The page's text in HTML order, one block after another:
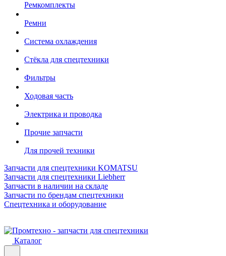
Ремкомплекты
Ремни
Система охлаждения
Стёкла для спецтехники
Фильтры
Ходовая часть
Электрика и проводка
Прочие запчасти
Для прочей техники
Запчасти для спецтехники KOMATSU
Запчасти для спецтехники Liebherr
Запчасти в наличии на складе
Запчасти по брендам спецтехники
Спецтехника и оборудование
Каталог